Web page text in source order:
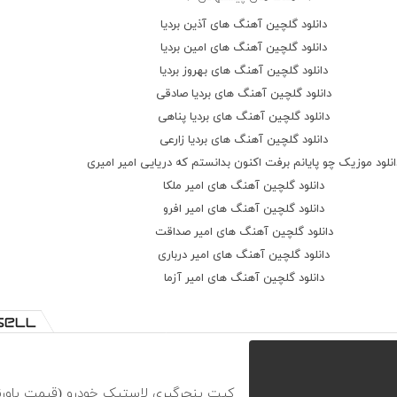
دانلود گلچین آهنگ های آذین بردیا
دانلود گلچین آهنگ های امین بردیا
دانلود گلچین آهنگ های بهروز بردیا
دانلود گلچین آهنگ های بردیا صادقی
دانلود گلچین آهنگ های بردیا پناهی
دانلود گلچین آهنگ های بردیا زارعی
موزیک چو پایانم برفت اکنون بدانستم که دریایی امیر امیری
دانلود گلچین آهنگ های امیر ملکا
دانلود گلچین آهنگ های امیر افرو
دانلود گلچین آهنگ های امیر صداقت
دانلود گلچین آهنگ های امیر درباری
دانلود گلچین آهنگ های امیر آزما